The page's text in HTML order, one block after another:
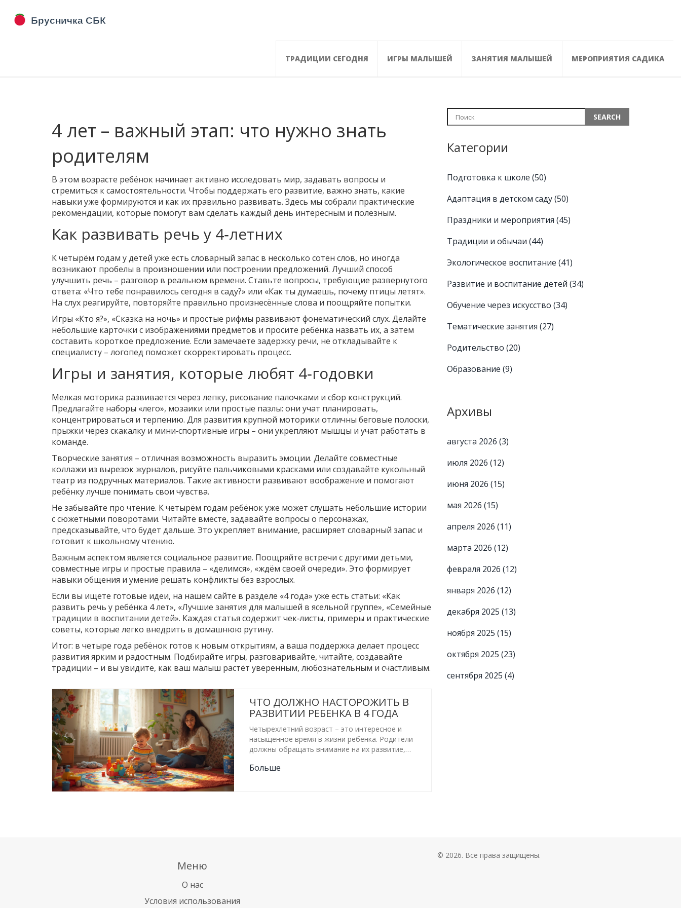
ТРАДИЦИИ СЕГОДНЯ ИГРЫ МАЛЫШЕЙ ЗАНЯТИЯ МАЛЫШЕЙ МЕРОПРИЯТИЯ САДИКА
4 лет – важный этап: что нужно знать
родителям
В этом возрасте ребёнок начинает активно исследовать мир, задавать вопросы и
стремиться к самостоятельности. Чтобы поддержать его развитие, важно знать, какие
навыки уже формируются и как их правильно развивать. Здесь мы собрали практические
рекомендации, которые помогут вам сделать каждый день интересным и полезным.
Как развивать речь у 4‑летних
К четырём годам у детей уже есть словарный запас в несколько сотен слов, но иногда
возникают пробелы в произношении или построении предложений. Лучший способ
улучшить речь – разговор в реальном времени. Ставьте вопросы, требующие развернутого
ответа: «Что тебе понравилось сегодня в саду?» или «Как ты думаешь, почему птицы летят».
На слух реагируйте, повторяйте правильно произнесённые слова и поощряйте попытки.
Игры «Кто я?», «Сказка на ночь» и простые рифмы развивают фонематический слух. Делайте
небольшие карточки с изображениями предметов и просите ребёнка назвать их, а затем
составить короткое предложение. Если замечаете задержку речи, не откладывайте к
специалисту – логопед поможет скорректировать процесс.
Игры и занятия, которые любят 4‑годовки
Мелкая моторика развивается через лепку, рисование палочками и сбор конструкций.
Предлагайте наборы «лего», мозаики или простые пазлы: они учат планировать,
концентрироваться и терпению. Для развития крупной моторики отличны беговые полоски,
прыжки через скакалку и мини‑спортивные игры – они укрепляют мышцы и учат работать в
команде.
Творческие занятия – отличная возможность выразить эмоции. Делайте совместные
коллажи из вырезок журналов, рисуйте пальчиковыми красками или создавайте кукольный
театр из подручных материалов. Такие активности развивают воображение и помогают
ребёнку лучше понимать свои чувства.
Не забывайте про чтение. К четырём годам ребёнок уже может слушать небольшие истории
с сюжетными поворотами. Читайте вместе, задавайте вопросы о персонажах,
предсказывайте, что будет дальше. Это укрепляет внимание, расширяет словарный запас и
готовит к школьному чтению.
Важным аспектом является социальное развитие. Поощряйте встречи с другими детьми,
совместные игры и простые правила – «делимся», «ждём своей очереди». Это формирует
навыки общения и умение решать конфликты без взрослых.
Если вы ищете готовые идеи, на нашем сайте в разделе «4 года» уже есть статьи: «Как
развить речь у ребёнка 4 лет», «Лучшие занятия для малышей в ясельной группе», «Семейные
традиции в воспитании детей». Каждая статья содержит чек‑листы, примеры и практические
советы, которые легко внедрить в домашнюю рутину.
Итог: в четыре года ребёнок готов к новым открытиям, а ваша поддержка делает процесс
развития ярким и радостным. Подбирайте игры, разговаривайте, читайте, создавайте
традиции – и вы увидите, как ваш малыш растёт уверенным, любознательным и счастливым.
ЧТО ДОЛЖНО НАСТОРОЖИТЬ В
РАЗВИТИИ РЕБЕНКА В 4 ГОДА
Четырехлетний возраст – это интересное и
насыщенное время в жизни ребенка. Родители
должны обращать внимание на их развитие,
статье рассказывается, на что стоит обратить
Больше
Категории
Подготовка к школе (50)
Адаптация в детском саду(50)
Праздники и мероприятия (45)
Традиции и обычаи (44)
Экологическое воспитание (41)
Развитие и воспитание детей (34)
Обучение через искусство (34)
Тематические занятия (27)
Родительство (20)
Образование (9)
Архивы
августа 2026 (3)
июля 2026 (12)
июня 2026 (15)
мая 2026 (15)
апреля 2026 (11)
марта 2026 (12)
февраля 2026 (12)
января 2026 (12)
декабря 2025 (13)
ноября 2025 (15)
октября 2025 (23)
сентября 2025 (4)
Меню
О нас
Условия использования
© 2026. Все права защищены.